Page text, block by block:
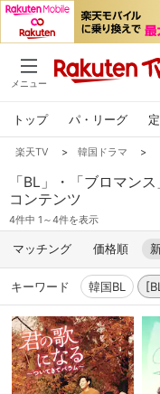
メニュー
トップ パ・リーグ
楽天TV > 韓国ドラマ >
「BL」・「ブロマン
コンテンツ
4件中 1～4件を表示
マッチング 価格順
キーワード 韓国BL